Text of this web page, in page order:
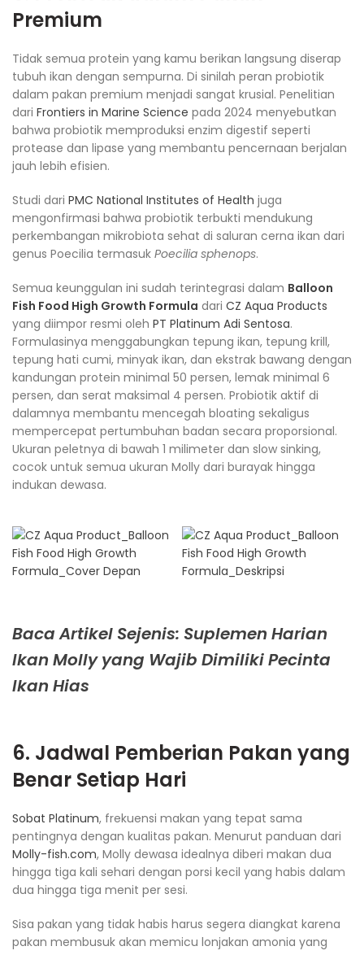
Premium
Tidak semua protein yang kamu berikan langsung diserap
tubuh ikan dengan sempurna. Di sinilah peran probiotik
dalam pakan premium menjadi sangat krusial. Penelitian
dari Frontiers in Marine Science pada 2024 menyebutkan
bahwa probiotik memproduksi enzim digestif seperti
protease dan lipase yang membantu pencernaan berjalan
jauh lebih efisien.
Studi dari PMC National Institutes of Health juga
mengonfirmasi bahwa probiotik terbukti mendukung
perkembangan mikrobiota sehat di saluran cerna ikan dari
genus Poecilia termasuk Poecilia sphenops.
Semua keunggulan ini sudah terintegrasi dalam Balloon
Fish Food High Growth Formula dari CZ Aqua Products
yang diimpor resmi oleh PT Platinum Adi Sentosa.
Formulasinya menggabungkan tepung ikan, tepung krill,
tepung hati cumi, minyak ikan, dan ekstrak bawang dengan
kandungan protein minimal 50 persen, lemak minimal 6
persen, dan serat maksimal 4 persen. Probiotik aktif di
dalamnya membantu mencegah bloating sekaligus
mempercepat pertumbuhan badan secara proporsional.
Ukuran peletnya di bawah 1 milimeter dan slow sinking,
cocok untuk semua ukuran Molly dari burayak hingga
indukan dewasa.
Baca Artikel Sejenis: Suplemen Harian
Ikan Molly yang Wajib Dimiliki Pecinta
Ikan Hias
6. Jadwal Pemberian Pakan yang
Benar Setiap Hari
Sobat Platinum, frekuensi makan yang tepat sama
pentingnya dengan kualitas pakan. Menurut panduan dari
Molly-fish.com, Molly dewasa idealnya diberi makan dua
hingga tiga kali sehari dengan porsi kecil yang habis dalam
dua hingga tiga menit per sesi.
Sisa pakan yang tidak habis harus segera diangkat karena
pakan membusuk akan memicu lonjakan amonia yang